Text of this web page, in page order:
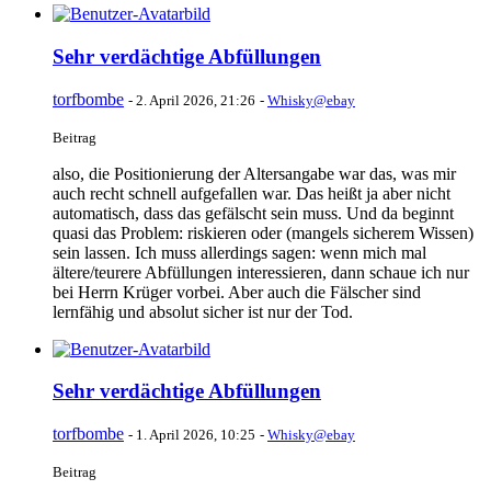
Sehr verdächtige Abfüllungen
torfbombe - 2. April 2026, 21:26 - Whisky@ebay
Beitrag
also, die Positionierung der Altersangabe war das, was mir
auch recht schnell aufgefallen war. Das heißt ja aber nicht
automatisch, dass das gefälscht sein muss. Und da beginnt
quasi das Problem: riskieren oder (mangels sicherem Wissen)
sein lassen. Ich muss allerdings sagen: wenn mich mal
ältere/teurere Abfüllungen interessieren, dann schaue ich nur
bei Herrn Krüger vorbei. Aber auch die Fälscher sind
lernfähig und absolut sicher ist nur der Tod.
Sehr verdächtige Abfüllungen
torfbombe - 1. April 2026, 10:25 - Whisky@ebay
Beitrag